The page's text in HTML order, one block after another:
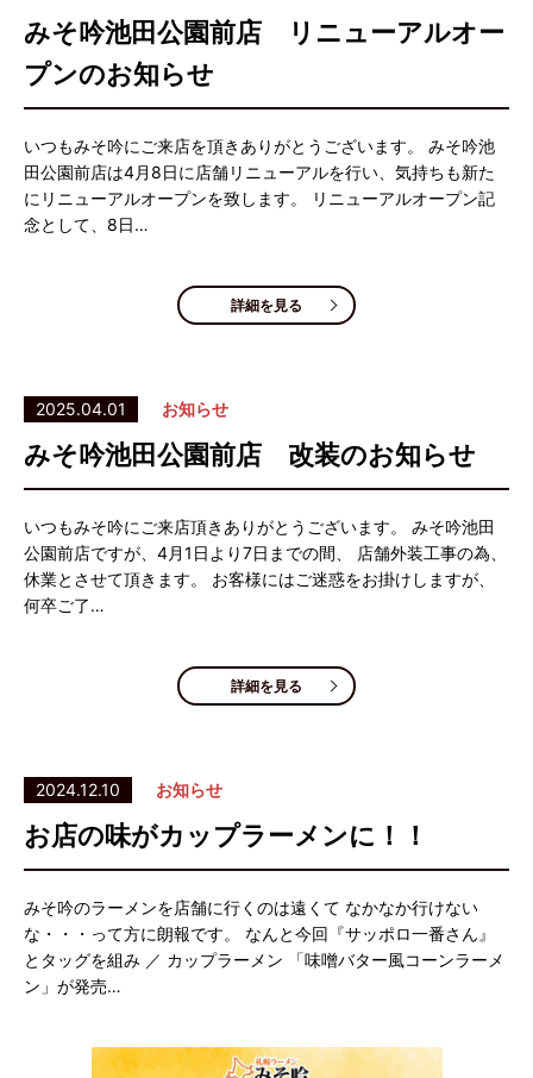
みそ吟池田公園前店 リニューアルオー
プンのお知らせ
いつもみそ吟にご来店を頂きありがとうございます。 みそ吟池
田公園前店は4月8日に店舗リニューアルを行い、気持ちも新た
にリニューアルオープンを致します。 リニューアルオープン記
念として、8日…
詳細を見る
2025.04.01 お知らせ
みそ吟池田公園前店 改装のお知らせ
いつもみそ吟にご来店頂きありがとうございます。 みそ吟池田
公園前店ですが、4月1日より7日までの間、 店舗外装工事の為、
休業とさせて頂きます。 お客様にはご迷惑をお掛けしますが、
何卒ご了…
詳細を見る
2024.12.10 お知らせ
お店の味がカップラーメンに！！
みそ吟のラーメンを店舗に行くのは遠くて なかなか行けない
な・・・って方に朗報です。 なんと今回『サッポロ一番さん』
とタッグを組み ／ カップラーメン 「味噌バター風コーンラーメ
ン」が発売…